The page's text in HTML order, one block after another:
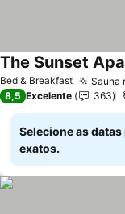
Bed & Breakfast Sauna
The Sunset
8,5 Excelente 363
Selecione as
exatos.